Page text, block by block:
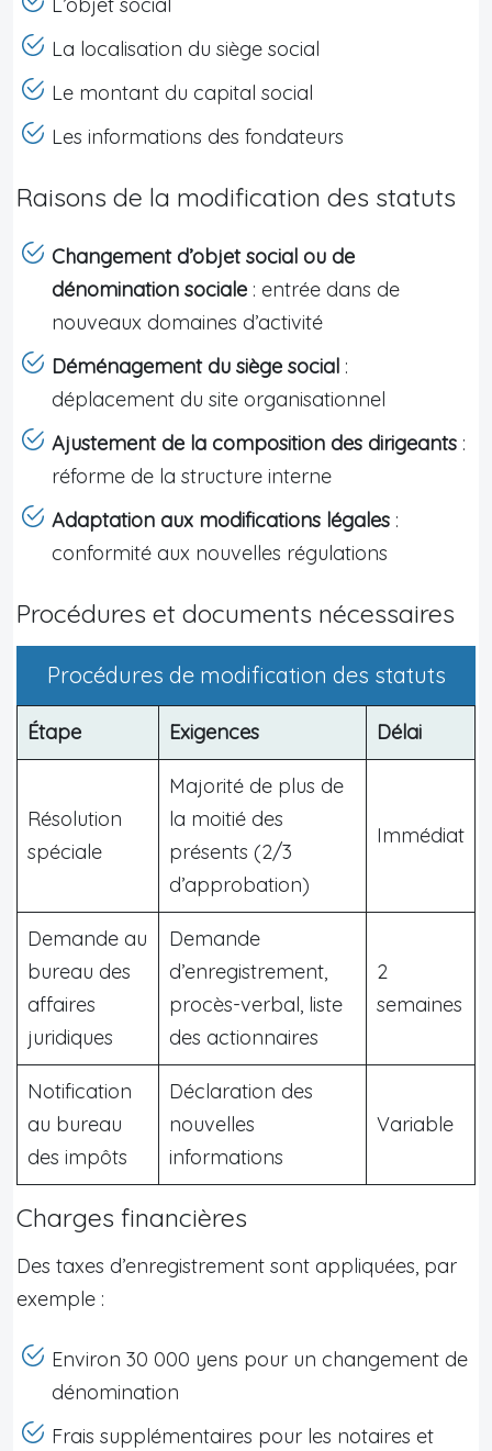
La localisation du siège social
Le montant du capital social
Les informations des fondateurs
Raisons de la modification des statuts
Changement d’objet social ou de
dénomination sociale : entrée dans de
nouveaux domaines d’activité
Déménagement du siège social :
déplacement du site organisationnel
Ajustement de la composition des dirigeants :
réforme de la structure interne
Adaptation aux modifications légales :
conformité aux nouvelles régulations
Procédures et documents nécessaires
Procédures de modification des statuts
Étape Exigences Délai
Résolution
spéciale
Majorité de plus de
la moitié des
présents (2/3
d’approbation)
Immédiat
Demande au
bureau des
affaires
juridiques
Demande
d’enregistrement,
procès-verbal, liste
des actionnaires
2
semaines
Notification
au bureau
des impôts
Déclaration des
nouvelles
informations
Variable
Charges financières
Des taxes d’enregistrement sont appliquées, par
exemple :
Environ 30 000 yens pour un changement de
dénomination
Frais supplémentaires pour les notaires et